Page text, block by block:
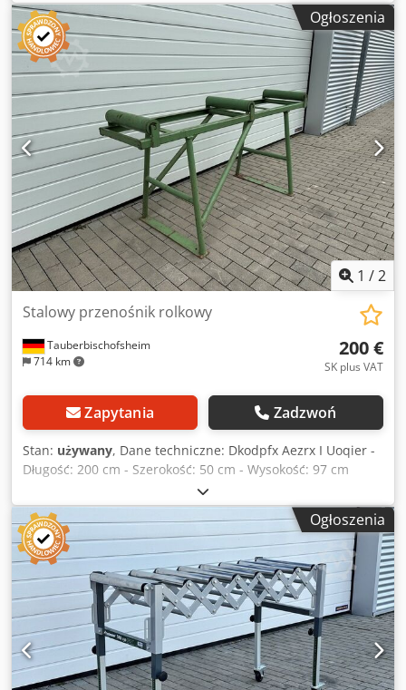
Szerokość: 650 mm - Wysokość: 1050 mm - Wysokość rolek:
ok. 920 mm - Szerokość rolek: 440 mm
Ogłoszenia
1 /2
Tauberbischofsheim
714 km
Stalowy przenośnik rolkowy
200 €
SK plus VAT
Zapytania Zadzwoń
Stan: używany, Dane techniczne: Dkodpfx Aezrx I Uoqier -
Długość: 200 cm - Szerokość: 50 cm - Wysokość: 97 cm
Ogłoszenia